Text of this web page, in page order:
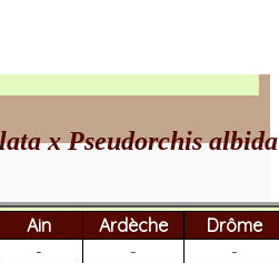
x Pseudorchis albida
Ain Ardèche Drôme
- -
-